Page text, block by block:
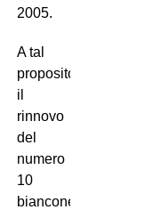
2005.
A tal
proposito,
il
rinnovo
del
numero
10
bianconero